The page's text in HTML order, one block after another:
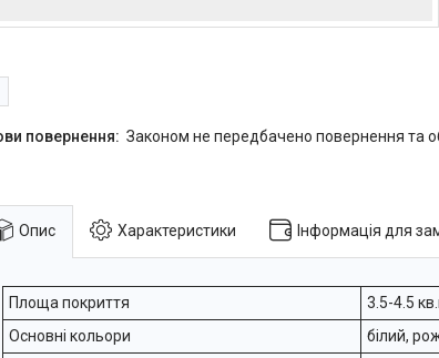
Законом не передбачено повернення та
Опис Характеристики Інформація для
Площа покриття
3.5-4.5
Основні кольори
білий,